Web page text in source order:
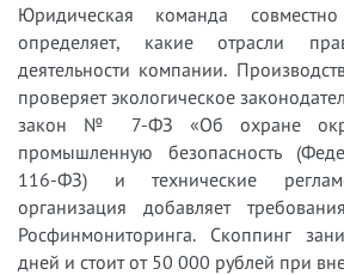
Юридическая команда
определяет, какие отрасли
деятельности компании.
проверяет экологическое
закон № 7-ФЗ «Об охране
промышленную безопасность
116-ФЗ) и технические
организация добавляет
Росфинмониторинга. Скоппинг
дней и стоит от 50 000 рублей при